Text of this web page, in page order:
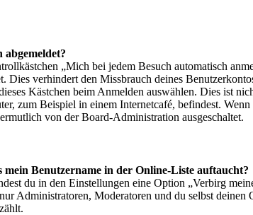
„Mich bei jedem Besuch automatisch
Dies verhindert den Missbrauch deines
Kästchen beim Anmelden auswählen. Dies ist
zum Beispiel in einem Internetcafé, befindest.
von der Board-Administration ausgeschaltet.
Benutzername in der Online-Liste auftaucht?
du in den Einstellungen eine Option „Verbirg
Administratoren, Moderatoren und du selbst deinen